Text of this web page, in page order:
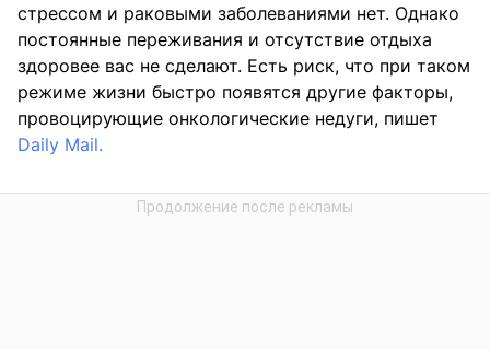
стрессом и раковыми заболеваниями нет. Однако
постоянные переживания и отсутствие отдыха
здоровее вас не сделают. Есть риск, что при таком
режиме жизни быстро появятся другие факторы,
провоцирующие онкологические недуги, пишет
Daily Mail.